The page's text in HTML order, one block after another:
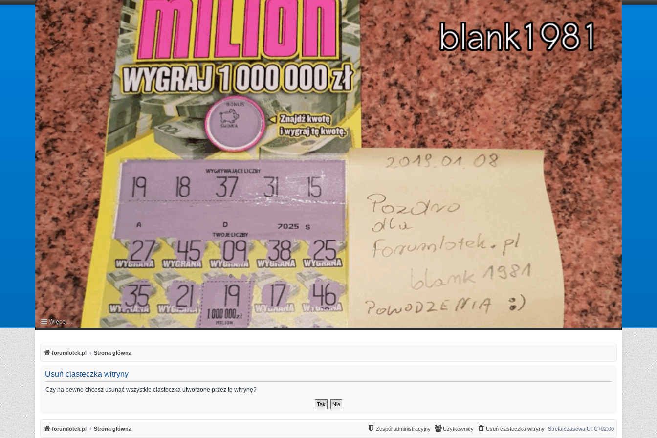
forumlotek.pl
Forum gier liczbowych
Więcej… Zaloguj się
Zarejestruj się
forumlotek.pl Strona główna
Usuń ciasteczka witryny
Czy na pewno chcesz usunąć wszystkie ciasteczka utworzone przez tę witrynę?
forumlotek.pl Strona główna Strefa czasowa UTC+02:00
Usuń ciasteczka witryny
Użytkownicy
Zespół administracyjny